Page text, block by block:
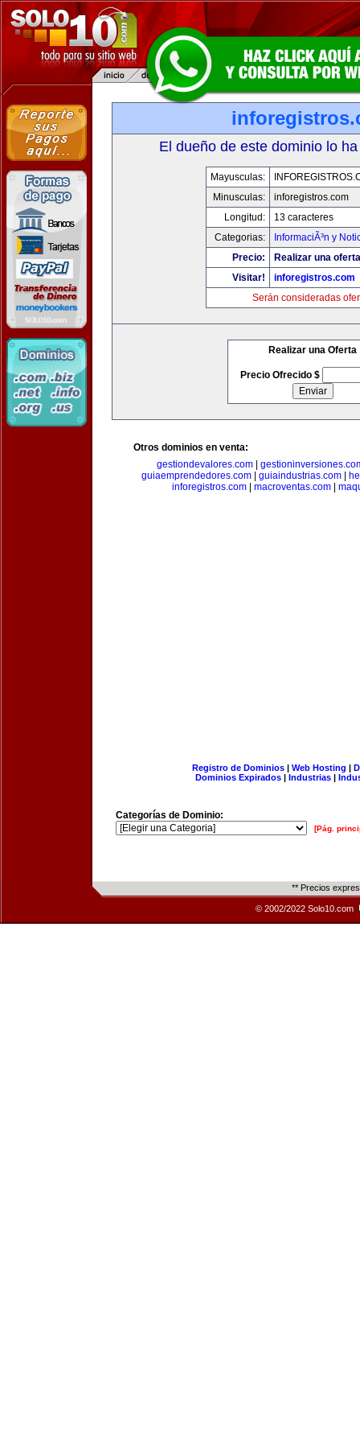
El dueño de este dominio lo
Mayusculas:
Minusculas:
inforegistros.com
Longitud:
13 caracteres
Categorias:
InformaciÃ³n y
Precio:
Realizar una
Visitar!
inforegistros.com
Serán consideradas
Realizar una Oferta
Precio Ofrecido $
Otros dominios en venta:
gestiondevalores.com|
guiaemprendedores.com
guiaindustrias.com
inforegistros.com| macroventas.com|
Registro de Dominios| Web Hosting |
Dominios Expirados | Industrias |
Categorías de Dominio:
[Pág.
** Precios
© 2002/2022 Solo10.com